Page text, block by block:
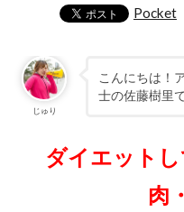
Pocket
じゅり
こんにちは！
士の佐藤樹里で
ダイエット
肉